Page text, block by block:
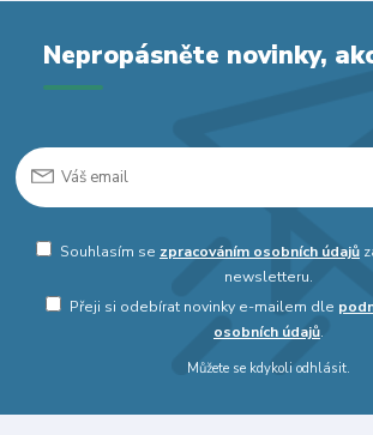
Nepropásněte novinky,
Souhlasím se zpracováním osobních údajů
newsletteru.
Přeji si odebírat novinky e-mailem dle
osobních údajů.
Můžete se kdykoli odhlásit.